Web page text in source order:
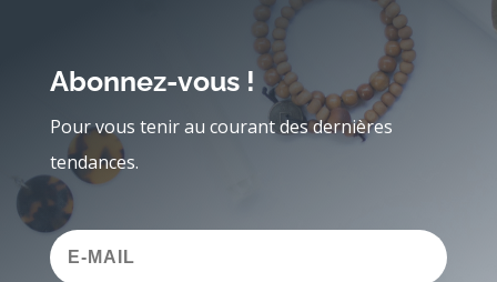
Abonnez-vous !
Pour vous tenir au courant des dernières
tendances.